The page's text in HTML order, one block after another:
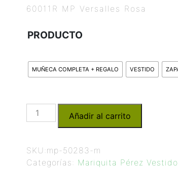
60011R MP Versalles Rosa
PRODUCTO
MUÑECA COMPLETA + REGALO VESTIDO
Añadir al carrito
SKU: mp-50283-m
Categorías: Mariquita Pérez